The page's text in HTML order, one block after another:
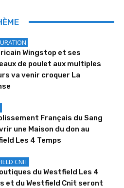
Wingstop et ses
de poulet aux multiples
va venir croquer La
Français du Sang
une Maison du don au
Les 4 Temps
CNIT
du Westfield Les 4
et du Westfield Cnit seront